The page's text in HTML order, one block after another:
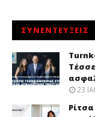
ΣΥΝΕΝΤΕΥΞΕΙΣ
23